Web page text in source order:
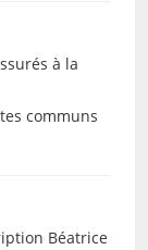
à la
communs
Béatrice